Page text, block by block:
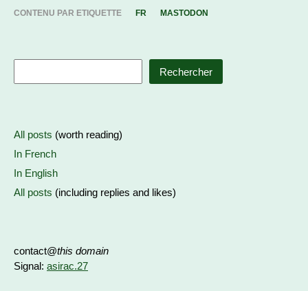
CONTENU PAR ETIQUETTE FR MASTODON
Rechercher
All posts (worth reading)
In French
In English
All posts (including replies and likes)
contact@this domain
Signal: asirac.27